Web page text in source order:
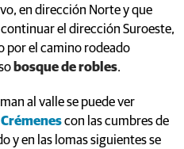
en dirección Norte y que
el dirección Suroeste,
por el camino rodeado
bosque de robles.
al valle se puede ver
Crémenescon las cumbres de
y en las lomas siguientes se